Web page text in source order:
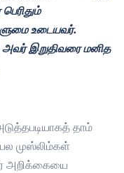
உடையவர்.
அவர் இறுதிவரை மனித
தாம்
முஸ்லிம்கள்
அறிக்கையை